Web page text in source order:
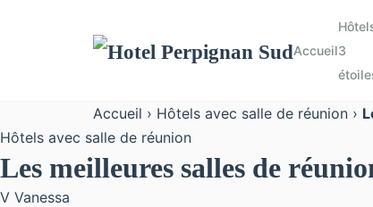
Accueil3
Accueil › Hôtels avec salle de réunion ›
Hôtels avec salle de réunion
Les meilleures salles de
V Vanessa